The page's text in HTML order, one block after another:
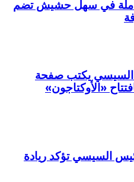
في سهل حشيش تضم
يكتب صفحة
«الأوكتاجون»
السيسي تؤكد ريادة